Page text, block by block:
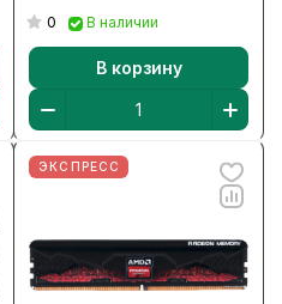
0 В наличии
В корзину
ЭКСПРЕСС